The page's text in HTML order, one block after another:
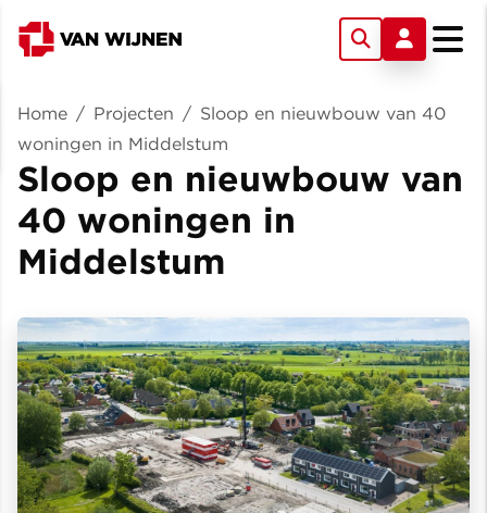
Home / Projecten / Sloop en nieuwbouw van 40
woningen in Middelstum
Sloop en nieuwbouw van
40 woningen in
Middelstum